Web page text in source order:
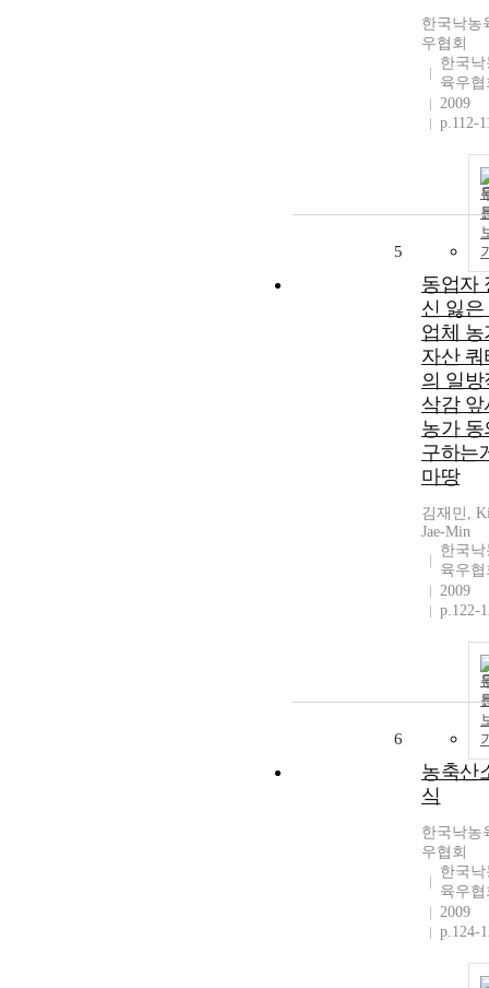
한국낙농
우협회
한국낙
육우협
2009
p.112-
5
동업자
신 잃은
업체 농
자산 쿼
의 일방
삭감 앞
농가 동
구하는
마땅
김재민,
Jae-Min
한국낙
육우협
2009
p.122-
6
농축산
식
한국낙농
우협회
한국낙
육우협
2009
p.124-